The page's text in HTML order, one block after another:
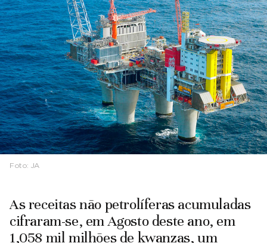
Foto: JA
As receitas não petrolíferas acumuladas
cifraram-se, em Agosto deste ano, em
1,058 mil milhões de kwanzas, um